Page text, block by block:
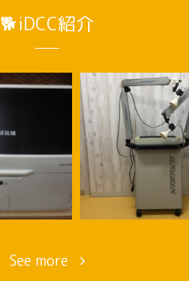
🐕iDCC紹介
See more